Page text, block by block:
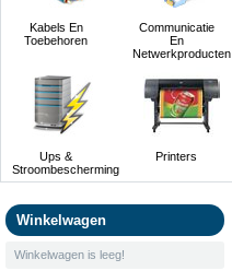
Kabels En
Toebehoren
Communicatie
En
Netwerkproducten
Ups &
Stroombescherming
Printers
Winkelwagen
Winkelwagen is leeg!